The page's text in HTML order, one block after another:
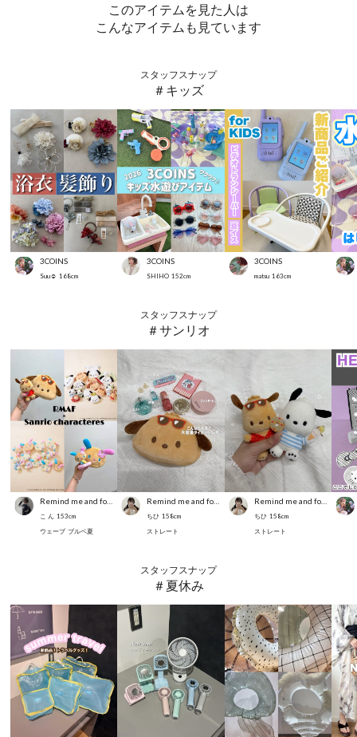
このアイテムを見た人は
こんなアイテムも見ています
スタッフスナップ
＃キッズ
3COINS
Suu☺︎ 168cm
3COINS
SHIHO 152cm
3COINS
matsu 163cm
スタッフスナップ
＃サンリオ
こ ん 153cm
ウェーブ ブルベ夏
ちひ 158cm
ストレート
Remind me and forever
ちひ 158cm
ストレート
スタッフスナップ
＃夏休み